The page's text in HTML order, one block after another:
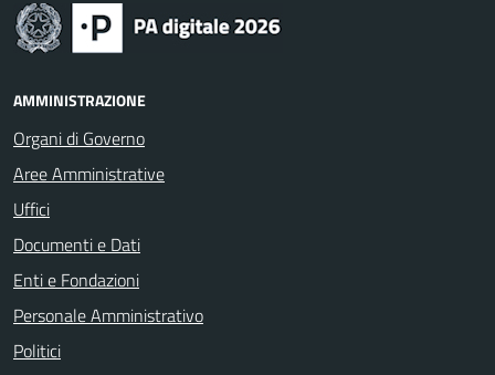
AMMINISTRAZIONE
Organi di Governo
Aree Amministrative
Uffici
Documenti e Dati
Enti e Fondazioni
Personale Amministrativo
Politici